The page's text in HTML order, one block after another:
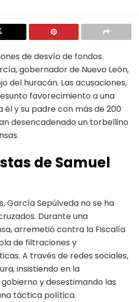
de desvío de fondos
gobernador de Nuevo León,
del huracán. Las acusaciones,
favorecimiento a una
él y su padre con más de 200
desencadenado un torbellino
de Samuel
García Sepúlveda no se ha
Durante una
arremetió contra la Fiscalía
de filtraciones y
A través de redes sociales,
insistiendo en la
y desestimando las
táctica política.